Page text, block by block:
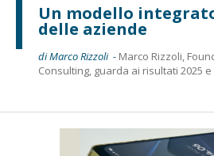
Un modello
delle aziende
di Marco Rizzoli - Marco Rizzoli,
Consulting, guarda ai risultati 2025